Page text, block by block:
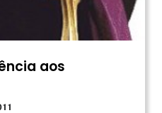
aos